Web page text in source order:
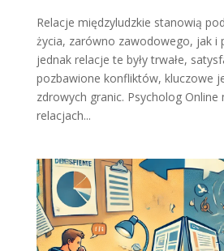
Relacje międzyludzkie stanowią
życia, zarówno zawodowego, jak i
jednak relacje te były trwałe,
pozbawione konfliktów, kluczowe
zdrowych granic. Psycholog
relacjach...